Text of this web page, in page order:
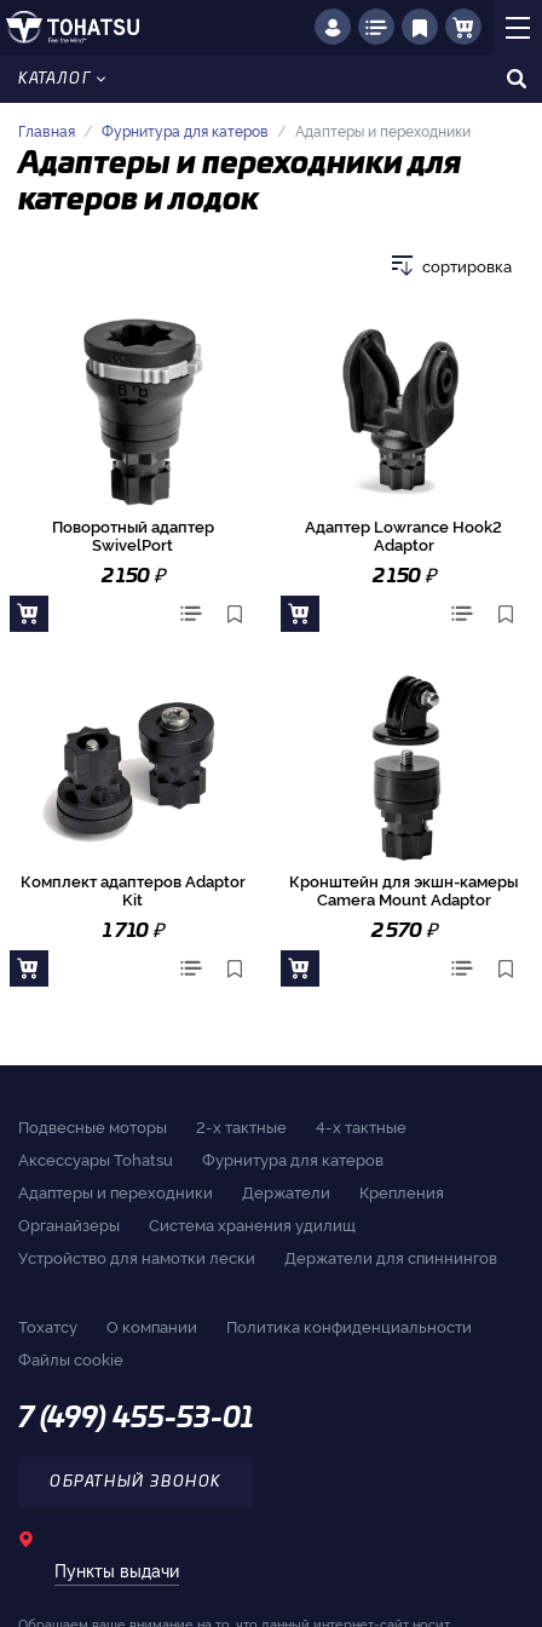
КАТАЛОГ
Главная Фурнитура для катеров Адаптеры и переходники
Адаптеры и переходники для
катеров и лодок
сортировка
Поворотный адаптер
SwivelPort
2 150₽
Адаптер Lowrance Hook2
Adaptor
2 150₽
Комплект адаптеров Adaptor
Kit
1 710₽
Кронштейн для экшн-камеры
Camera Mount Adaptor
2 570₽
Подвесные моторы 2-x тактные
4-x тактные
Аксессуары Tohatsu
Фурнитура для катеров
Адаптеры и переходники
Держатели
Крепления
Органайзеры
Система хранения удилищ
Устройство для намотки лески
Держатели для спиннингов
Тохатсу О компании
Политика конфиденциальности
Файлы cookie
7 (499) 455-53-01
ОБРАТНЫЙ ЗВОНОК
Пункты выдачи